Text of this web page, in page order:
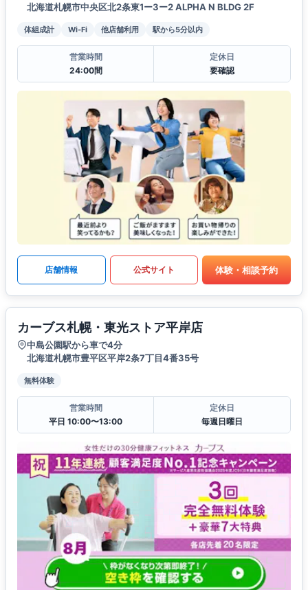
北海道札幌市中央区北2条東1ー3ー2 ALPHA N BLDG 2F
体組成計 Wi-Fi 他店舗利用 駅から5分以内
営業時間
24:00間
定休日
要確認
店舗情報 公式サイト 体験・相談予約
カーブス札幌・東光ストア平岸店
中島公園駅から車で4分
北海道札幌市豊平区平岸2条7丁目4番35号
無料体験
営業時間
平日 10:00〜13:00
定休日
毎週日曜日